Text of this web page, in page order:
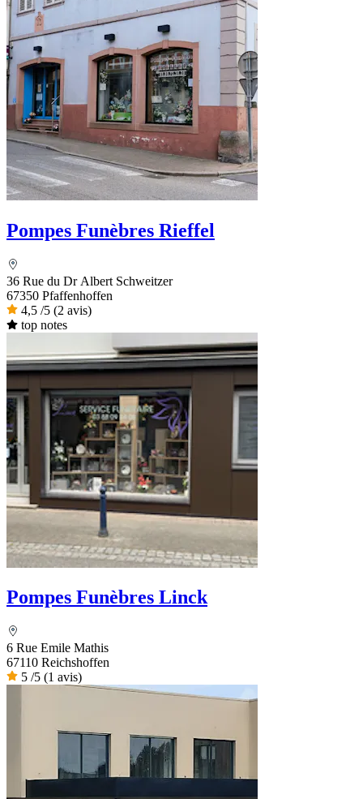
Pompes Funèbres Rieffel
36 Rue du Dr Albert Schweitzer
67350 Pfaffenhoffen
4,5 /5 (2 avis)
top notes
Pompes Funèbres Linck
6 Rue Emile Mathis
67110 Reichshoffen
5 /5 (1 avis)